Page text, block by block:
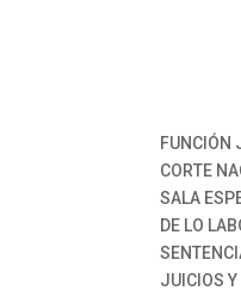
FUNCIÓN
CORTE
SALA
DE LO
JUICIOS Y